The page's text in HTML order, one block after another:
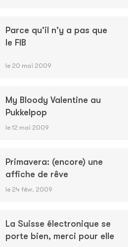
Parce qu'il n'y a pas que
le FIB
le 20 mai 2009
My Bloody Valentine au
Pukkelpop
le 12 mai 2009
Primavera: (encore) une
affiche de rêve
le 24 févr. 2009
La Suisse électronique se
porte bien, merci pour elle